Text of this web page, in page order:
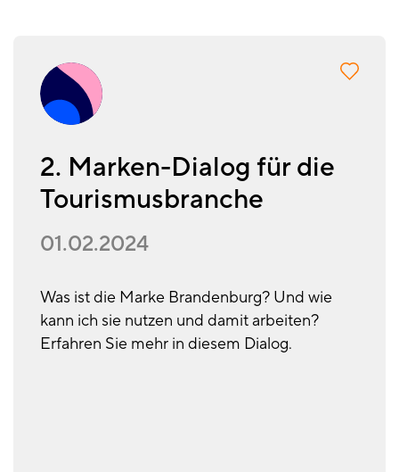
2. Marken-Dialog für die
Tourismusbranche
01.02.2024
Was ist die Marke Brandenburg? Und wie
kann ich sie nutzen und damit arbeiten?
Erfahren Sie mehr in diesem Dialog.